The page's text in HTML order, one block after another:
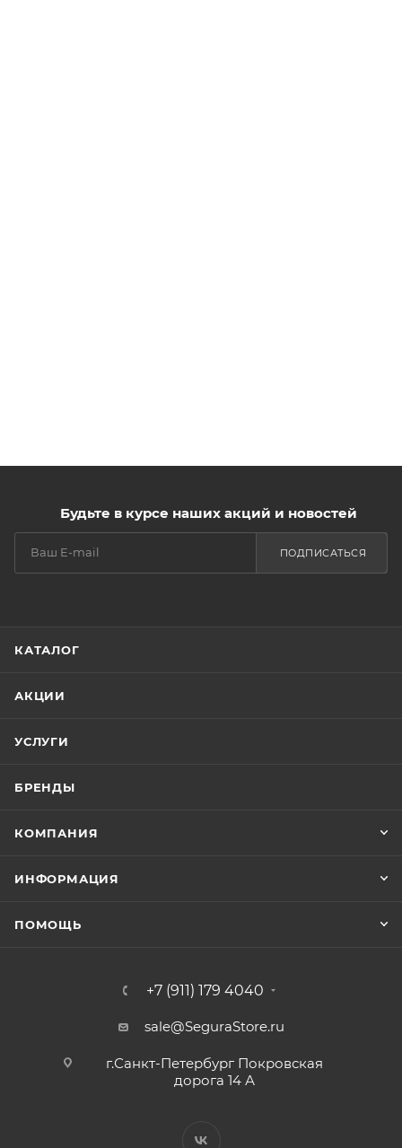
Будьте в курсе наших акций и новостей
ПОДПИСАТЬСЯ
КАТАЛОГ
АКЦИИ
УСЛУГИ
БРЕНДЫ
КОМПАНИЯ
ИНФОРМАЦИЯ
ПОМОЩЬ
+7 (911) 179 4040
sale@SeguraStore.ru
г.Санкт-Петербург Покровская
дорога 14 А